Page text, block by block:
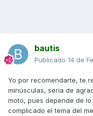
bautis
Publicado 14 de
Yo por recomendarte, te
minúsculas, sería de
moto, pues depende de lo
complicado el tema del